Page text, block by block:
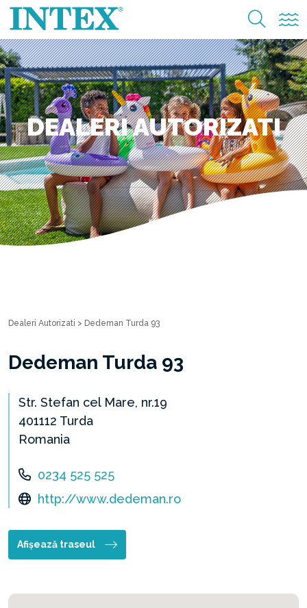
DEALERI AUTORIZATI
Dealeri Autorizati > Dedeman Turda 93
Dedeman Turda 93
Str. Stefan cel Mare, nr.19
401112 Turda
Romania
0234 525 525
http://www.dedeman.ro
Afișează traseul